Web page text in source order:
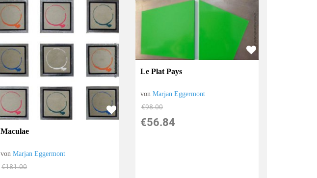
Maculae
vonMarjan Eggermont
€181.00
Le Plat Pays
vonMarjan Eggermont
€98.00
€56.84